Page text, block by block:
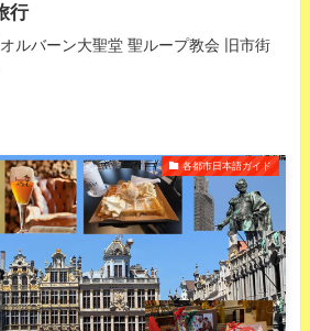
行
ルバーン大聖堂 聖ループ教会 旧市街
各都市日本語ガイド